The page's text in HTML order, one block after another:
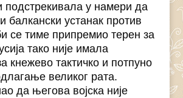
подстрекивала у намери да
балкански устанак против
се тиме припремио терен за
тако није имала
кнежево тактичко и потпуно
великог рата.
да његова војска није